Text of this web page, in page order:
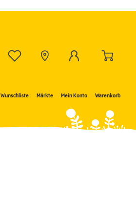
Wunschliste Märkte Mein Konto Warenkorb